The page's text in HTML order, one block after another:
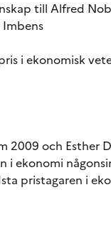
till Alfred
Imbens
i ekonomisk
2009 och Esther
i ekonomi
pristagaren i